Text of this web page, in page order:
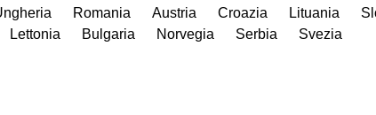
Romania Austria Croazia Lituania
Lettonia Bulgaria Norvegia Serbia
Svezia